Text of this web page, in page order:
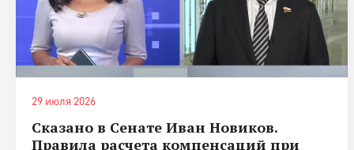
29 июля 2026
Сказано в Сенате Иван Новиков.
Правила расчета компенсаций при